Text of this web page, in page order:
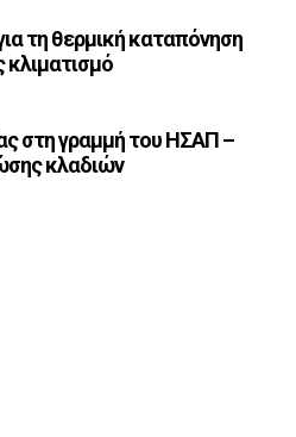
τη θερμική καταπόνηση
κλιματισμό
στη γραμμή του ΗΣΑΠ –
κλαδιών